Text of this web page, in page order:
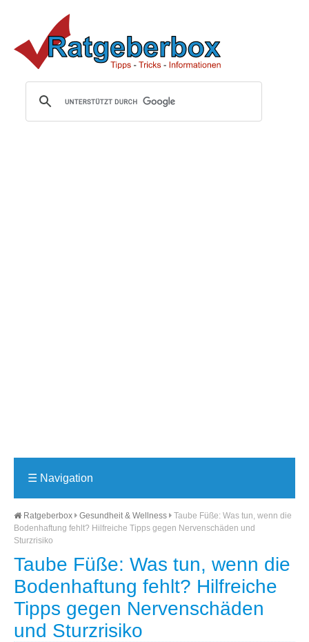
☰ Navigation
Ratgeberbox Gesundheit & Wellness
Taube Füße: Was tun, wenn die
Bodenhaftung fehlt? Hilfreiche Tipps gegen Nervenschäden und
Sturzrisiko
Taube Füße: Was tun, wenn die
Bodenhaftung fehlt? Hilfreiche
Tipps gegen Nervenschäden
und Sturzrisiko